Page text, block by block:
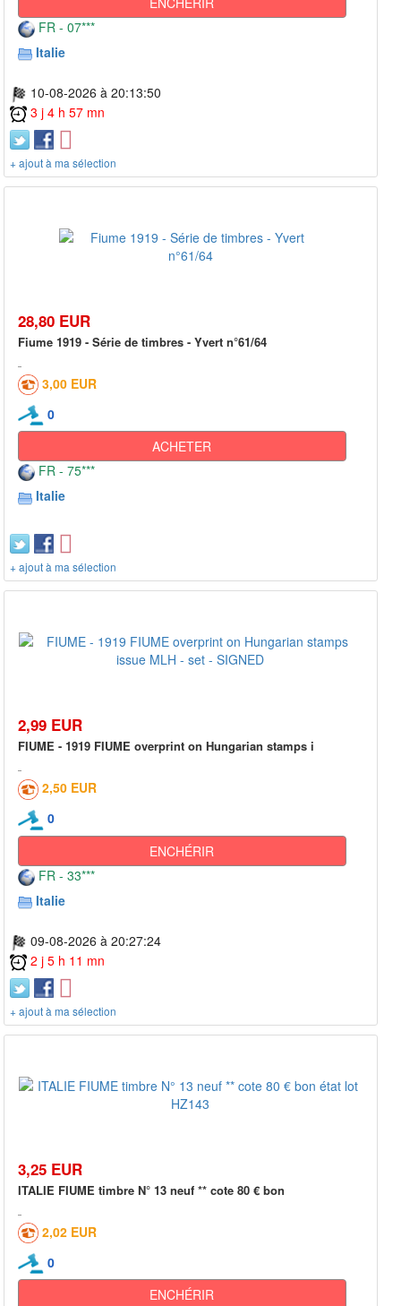
FR - 07***
Italie
10-08-2026 à 20:13:50
3 j 4 h 57 mn
+ ajout à ma sélection
28,80 EUR
Fiume 1919 - Série de timbres - Yvert n°61/64
3,00 EUR
0
ACHETER
FR - 75***
Italie
+ ajout à ma sélection
2,99 EUR
FIUME - 1919 FIUME overprint on Hungarian stamps i
2,50 EUR
0
ENCHÉRIR
FR - 33***
Italie
09-08-2026 à 20:27:24
2 j 5 h 11 mn
+ ajout à ma sélection
3,25 EUR
ITALIE FIUME timbre N° 13 neuf ** cote 80 € bon
2,02 EUR
0
ENCHÉRIR